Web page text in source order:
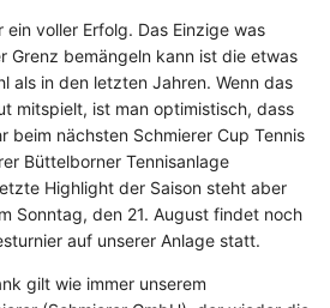
voller Erfolg. Das Einzige was
Grenz bemängeln kann ist die etwas
als in den letzten Jahren. Wenn das
mitspielt, ist man optimistisch, dass
beim nächsten Schmierer Cup Tennis
Büttelborner Tennisanlage
Highlight der Saison steht aber
Sonntag, den 21. August findet noch
auf unserer Anlage statt.
gilt wie immer unserem